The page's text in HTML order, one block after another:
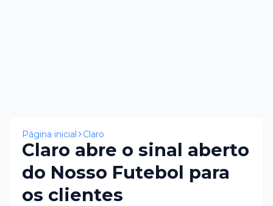
Página inicial Claro
Claro abre o sinal aberto
do Nosso Futebol para
os clientes